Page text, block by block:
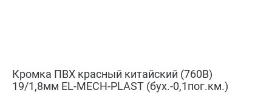
Кромка ПВХ красный китайский (760B)
19/1,8мм EL-MECH-PLAST (бух.-0,1пог.км.)